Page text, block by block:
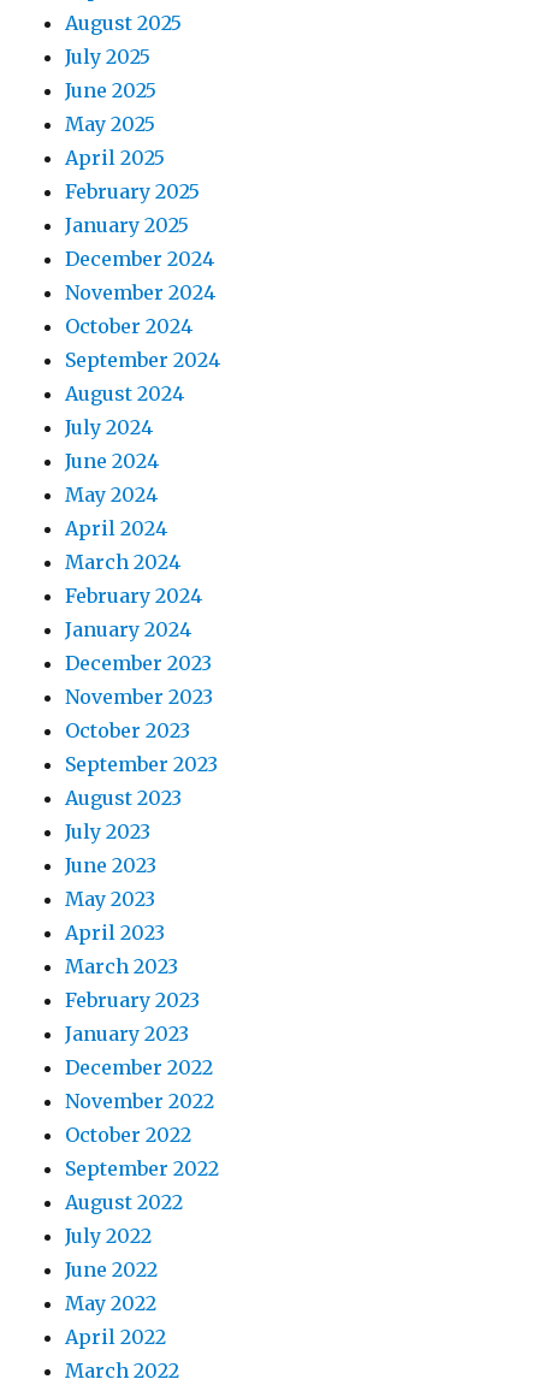
August 2025
July 2025
June 2025
May 2025
April 2025
February 2025
January 2025
December 2024
November 2024
October 2024
September 2024
August 2024
July 2024
June 2024
May 2024
April 2024
March 2024
February 2024
January 2024
December 2023
November 2023
October 2023
September 2023
August 2023
July 2023
June 2023
May 2023
April 2023
March 2023
February 2023
January 2023
December 2022
November 2022
October 2022
September 2022
August 2022
July 2022
June 2022
May 2022
April 2022
March 2022